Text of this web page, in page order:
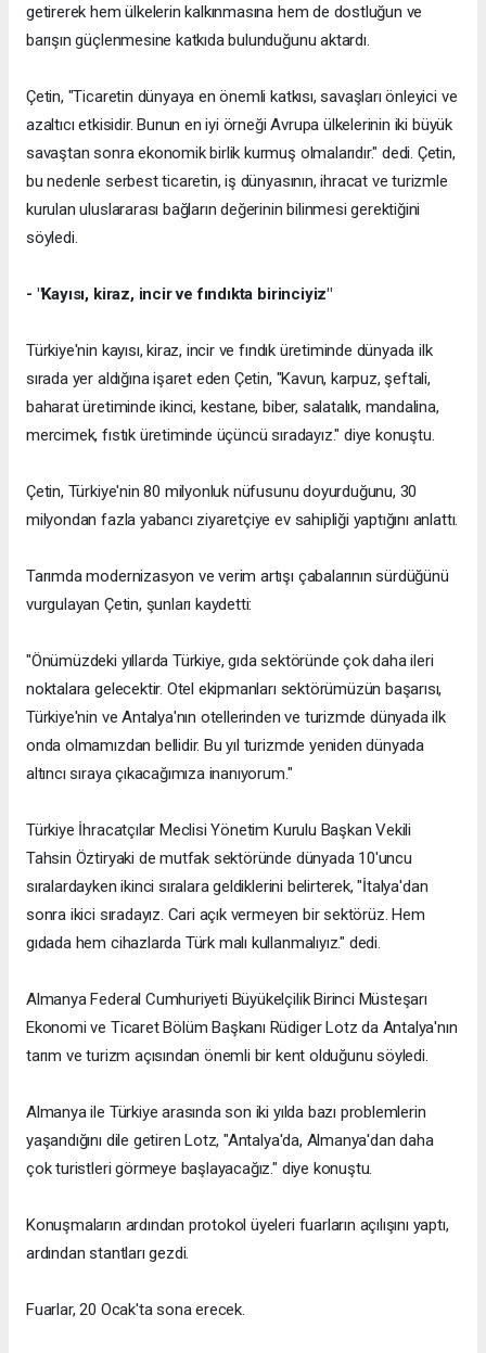
getirerek hem ülkelerin kalkınmasına hem de dostluğun ve
barışın güçlenmesine katkıda bulunduğunu aktardı.
Çetin, "Ticaretin dünyaya en önemli katkısı, savaşları önleyici ve
azaltıcı etkisidir. Bunun en iyi örneği Avrupa ülkelerinin iki büyük
savaştan sonra ekonomik birlik kurmuş olmalarıdır." dedi. Çetin,
bu nedenle serbest ticaretin, iş dünyasının, ihracat ve turizmle
kurulan uluslararası bağların değerinin bilinmesi gerektiğini
söyledi.
- "Kayısı, kiraz, incir ve fındıkta birinciyiz"
Türkiye'nin kayısı, kiraz, incir ve fındık üretiminde dünyada ilk
sırada yer aldığına işaret eden Çetin, "Kavun, karpuz, şeftali,
baharat üretiminde ikinci, kestane, biber, salatalık, mandalina,
mercimek, fıstık üretiminde üçüncü sıradayız." diye konuştu.
Çetin, Türkiye'nin 80 milyonluk nüfusunu doyurduğunu, 30
milyondan fazla yabancı ziyaretçiye ev sahipliği yaptığını anlattı.
Tarımda modernizasyon ve verim artışı çabalarının sürdüğünü
vurgulayan Çetin, şunları kaydetti:
"Önümüzdeki yıllarda Türkiye, gıda sektöründe çok daha ileri
noktalara gelecektir. Otel ekipmanları sektörümüzün başarısı,
Türkiye'nin ve Antalya'nın otellerinden ve turizmde dünyada ilk
onda olmamızdan bellidir. Bu yıl turizmde yeniden dünyada
altıncı sıraya çıkacağımıza inanıyorum."
Türkiye İhracatçılar Meclisi Yönetim Kurulu Başkan Vekili
Tahsin Öztiryaki de mutfak sektöründe dünyada 10'uncu
sıralardayken ikinci sıralara geldiklerini belirterek, "İtalya'dan
sonra ikici sıradayız. Cari açık vermeyen bir sektörüz. Hem
gıdada hem cihazlarda Türk malı kullanmalıyız." dedi.
Almanya Federal Cumhuriyeti Büyükelçilik Birinci Müsteşarı
Ekonomi ve Ticaret Bölüm Başkanı Rüdiger Lotz da Antalya'nın
tarım ve turizm açısından önemli bir kent olduğunu söyledi.
Almanya ile Türkiye arasında son iki yılda bazı problemlerin
yaşandığını dile getiren Lotz, "Antalya'da, Almanya'dan daha
çok turistleri görmeye başlayacağız." diye konuştu.
Konuşmaların ardından protokol üyeleri fuarların açılışını yaptı,
ardından stantları gezdi.
Fuarlar, 20 Ocak'ta sona erecek.